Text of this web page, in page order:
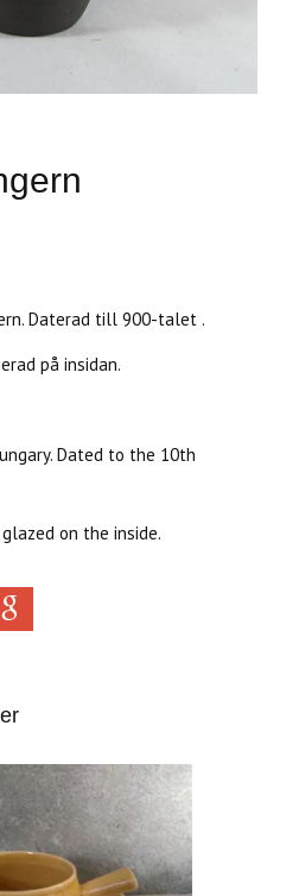
Daterad till 900-talet .
på insidan.
Dated to the 10th
on the inside.